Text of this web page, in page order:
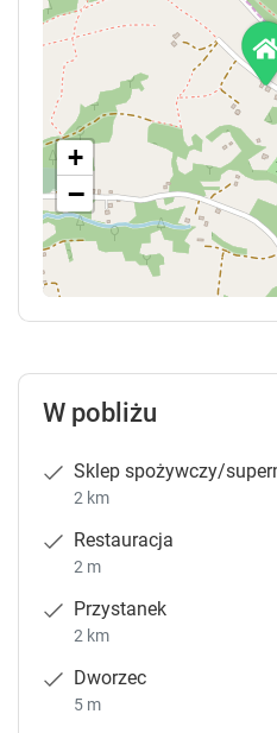
+
−
W pobliżu
Sklep spożywczy/
2 km
Restauracja
2 m
Przystanek
2 km
Dworzec
5 m